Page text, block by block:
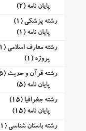
پایان نامه (2)
رشته پزشکی (1)
پایان نامه (1)
رشته معارف اسلامی (1)
پروژه (1)
رشته قرآن و حدیث (5)
پایان نامه (5)
رشته جغرافیا (15)
پایان نامه (15)
رشته باستان شناسی (1)